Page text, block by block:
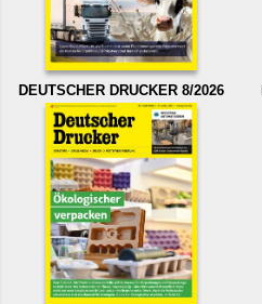
DEUTSCHER DRUCKER 8/2026